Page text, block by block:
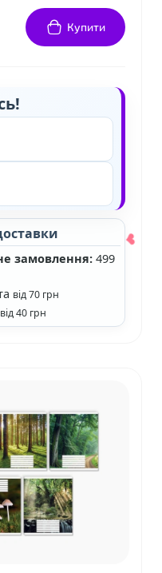
Купити
замовлення:499
від 70 грн
від 40 грн